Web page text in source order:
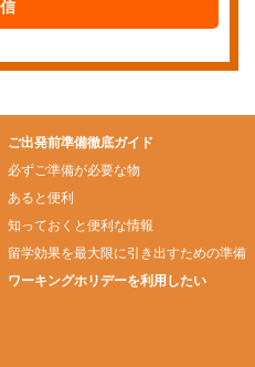
ご出発前準備徹底ガイド
必ずご準備が必要な物
あると便利
知っておくと便利な情報
留学効果を最大限に引き出すための準備
ワーキングホリデーを利用したい